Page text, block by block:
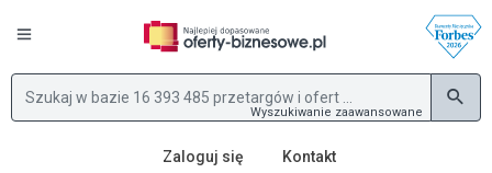
Wyszukiwanie zaawansowane
Zaloguj się Kontakt